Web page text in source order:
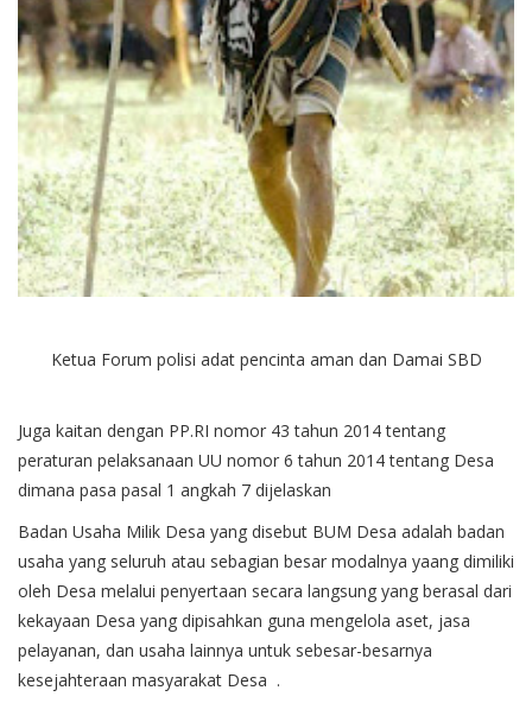
Ketua Forum polisi adat pencinta aman dan Damai SBD
Juga kaitan dengan PP.RI nomor 43 tahun 2014 tentang
peraturan pelaksanaan UU nomor 6 tahun 2014 tentang Desa
dimana pasa pasal 1 angkah 7 dijelaskan
Badan Usaha Milik Desa yang disebut BUM Desa adalah badan
usaha yang seluruh atau sebagian besar modalnya yaang dimiliki
oleh Desa melalui penyertaan secara langsung yang berasal dari
kekayaan Desa yang dipisahkan guna mengelola aset, jasa
pelayanan, dan usaha lainnya untuk sebesar-besarnya
kesejahteraan masyarakat Desa .